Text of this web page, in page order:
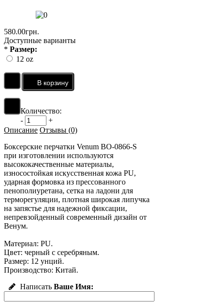
580.00грн.
Доступные варианты
* Размер:
12 oz
Количество:
-
+
Описание Отзывы (0)
Боксерские перчатки Venum BO-0866-S
при изготовлении используются
высококачественные материалы,
износостойкая искусственная кожа PU,
ударная формовка из прессованного
пенополиуретана, сетка на ладони для
терморегуляции, плотная широкая липучка
на запястье для надежной фиксации,
непревзойденный современный дизайн от
Венум.
Материал: PU.
Цвет: черный с серебряным.
Размер: 12 унций.
Производство: Китай.
Написать Ваше Имя: